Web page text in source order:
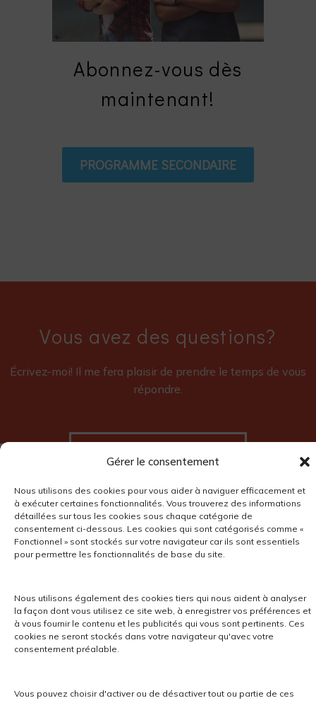
Gérer le consentement
Nous utilisons des cookies pour vous aider à naviguer efficacement et
à exécuter certaines fonctionnalités. Vous trouverez des informations
détaillées sur tous les cookies sous chaque catégorie de
consentement ci-dessous. Les cookies qui sont catégorisés comme «
Fonctionnel » sont stockés sur votre navigateur car ils sont essentiels
pour permettre les fonctionnalités de base du site.
Nous utilisons également des cookies tiers qui nous aident à analyser
la façon dont vous utilisez ce site web, à enregistrer vos préférences et
à vous fournir le contenu et les publicités qui vous sont pertinents. Ces
cookies ne seront stockés dans votre navigateur qu'avec votre
consentement préalable.
Vous pouvez choisir d'activer ou de désactiver tout ou partie de ces
Abonnez-vous dès
maintenant!
PROGRAMME SECONDAIRE
Vous avez des questions?
Écrivez-moi! Il me fera plaisir de prendre le temps de vous
répondre.